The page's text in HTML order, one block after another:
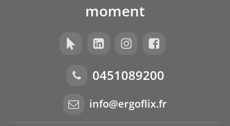
moment
0451089200
info@ergoflix.fr